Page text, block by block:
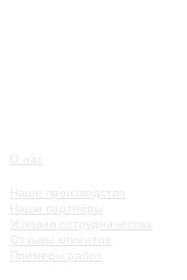
Наше производство
Наши партнёры
Условия сотрудничества
Примеры работ